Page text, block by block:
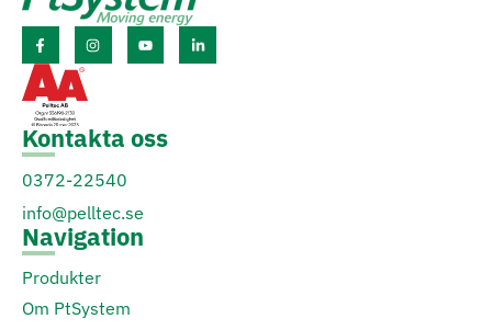
Kontakta oss
0372-22540
info@pelltec.se
Navigation
Produkter
Om PtSystem